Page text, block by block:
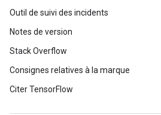
Outil de suivi des incidents
Notes de version
Stack Overflow
Consignes relatives à la marque
Citer TensorFlow